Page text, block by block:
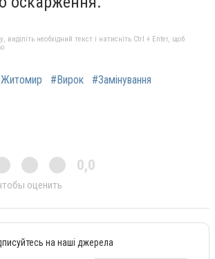
необхідний текст і натисніть Ctrl + Enter, щоб
#Вирок #Замінування
0,0
оценить
на наші джерела